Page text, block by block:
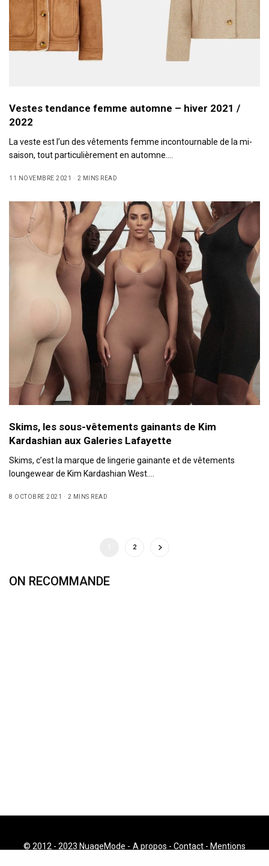
Vestes tendance femme automne – hiver 2021 /
2022
La veste est l’un des vêtements femme incontournable de la mi-
saison, tout particulièrement en automne.…
11 NOVEMBRE 2021 2 MINS READ
Skims, les sous-vêtements gainants de Kim
Kardashian aux Galeries Lafayette
Skims, c’est la marque de lingerie gainante et de vêtements
loungewear de Kim Kardashian West.…
8 OCTOBRE 2021 2 MINS READ
2
ON RECOMMANDE
© 2012 - 2023 NuageMode - A propos - Contact- Mentions